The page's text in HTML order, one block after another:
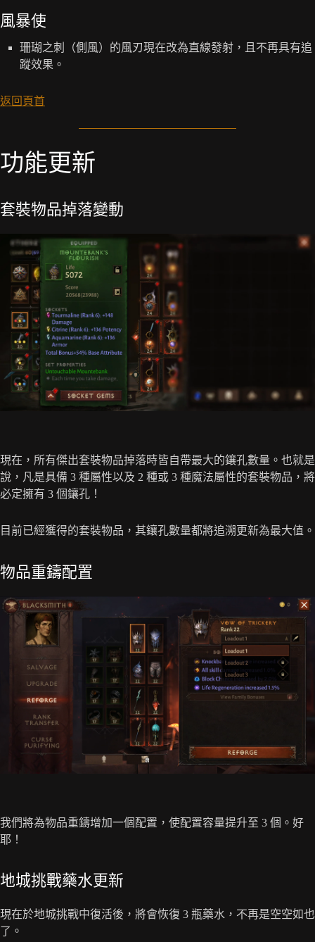
風暴使
珊瑚之刺（側風）的風刃現在改為直線發射，且不再具有追
蹤效果。
返回頁首
功能更新
套裝物品掉落變動
現在，所有傑出套裝物品掉落時皆自帶最大的鑲孔數量。也就是
說，凡是具備 3 種屬性以及 2 種或 3 種魔法屬性的套裝物品，將
必定擁有 3 個鑲孔！
目前已經獲得的套裝物品，其鑲孔數量都將追溯更新為最大值。
物品重鑄配置
我們將為物品重鑄增加一個配置，使配置容量提升至 3 個。好
耶！
地城挑戰藥水更新
現在於地城挑戰中復活後，將會恢復 3 瓶藥水，不再是空空如也
了。